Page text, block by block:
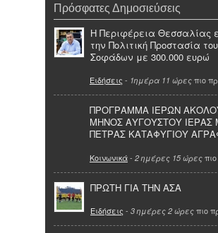
Πρόσφατες Δημοσιεύσεις
Η Περιφέρεια Θεσσαλίας
την Πολιτική Προστασία
Σοφάδων με 300.000 ευρώ
Ειδήσεις - 1ημέρα 11 ώρες πιο
ΠΡΟΓΡΑΜΜΑ ΙΕΡΩΝ
ΜΗΝΟΣ ΑΥΓΟΥΣΤΟΥ ΙΕΡΑΣ
ΠΕΤΡΑΣ ΚΑΤΑΦΥΓΙΟΥ
Κοινωνικά- 2 ημέρες 15 ώρες
ΠΡΩΤΗ ΓΙΑ ΤΗΝ ΑΣΑ
Ειδήσεις - 3 ημέρες 2 ώρες πιο